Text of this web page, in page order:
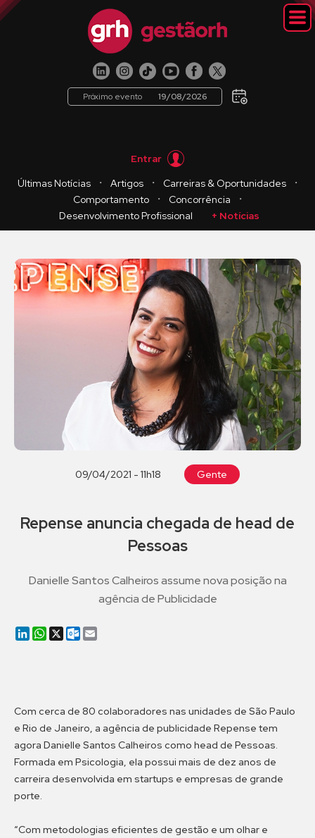
Próximo evento 19/08/2026
Entrar
Últimas Notícias
・ Artigos ・ Carreiras & Oportunidades
・
Comportamento
・ Concorrência
・
Desenvolvimento Profissional
+ Notícias
09/04/2021 - 11h18 Gente
Repense anuncia chegada de head de
Pessoas
Danielle Santos Calheiros assume nova posição na
agência de Publicidade
LinkedIn
WhatsApp
X Outlook.com
Com cerca de 80 colaboradores nas unidades de São Paulo
e Rio de Janeiro, a agência de publicidade Repense tem
agora Danielle Santos Calheiros como head de Pessoas.
Formada em Psicologia, ela possui mais de dez anos de
carreira desenvolvida em startups e empresas de grande
porte.
“Com metodologias eficientes de gestão e um olhar e